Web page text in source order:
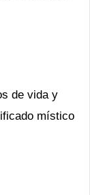
de vida y
místico